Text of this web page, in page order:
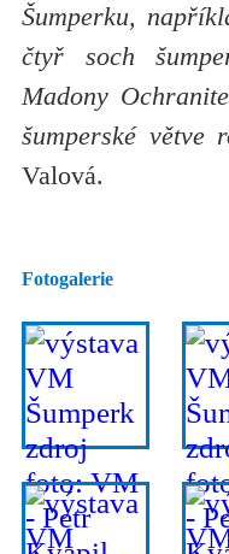
Šumperku,
čtyř soch
Madony
šumperské větve
Valová.
Fotogalerie